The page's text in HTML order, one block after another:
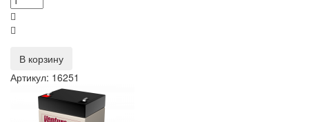
В корзину
Артикул: 16251